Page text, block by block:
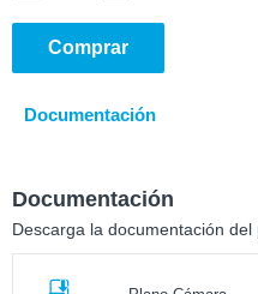
Comprar
Documentación
Documentación
Descarga la documentación del